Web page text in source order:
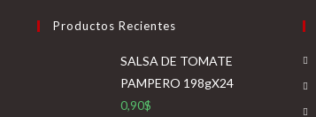
Productos Recientes
SALSA DE TOMATE
PAMPERO 198gX24
0,90$